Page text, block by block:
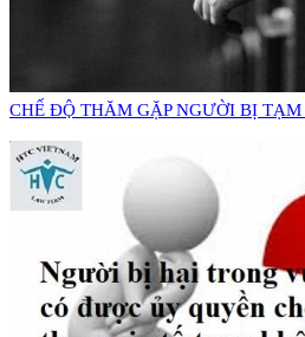
CHẾ ĐỘ THĂM GẶP NGƯỜI BỊ